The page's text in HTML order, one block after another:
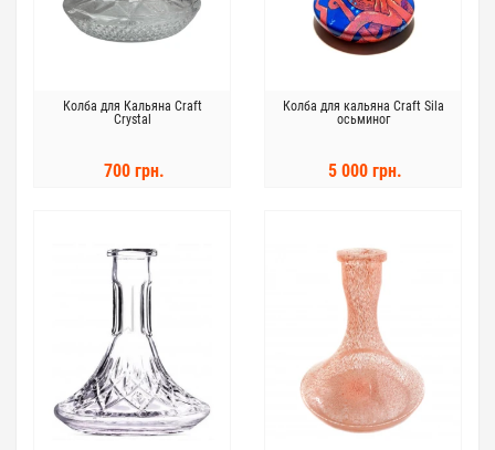
Колба для Кальяна Craft
Crystal
700 грн.
Колба для кальяна Craft Sila
осьминог
5 000 грн.